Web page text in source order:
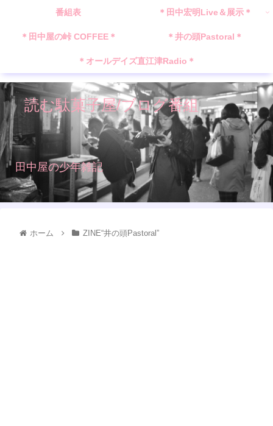
読む駄菓子屋/ブログ番組
田中屋の少年雑記
番組表 ＊田中宏明Live＆展示＊
＊田中屋の峠 COFFEE＊ ＊井の頭Pastoral＊
＊オールデイズ直江津Radio＊
ホーム ZINE“井の頭Pastoral”